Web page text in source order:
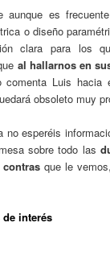
aunque es
o diseño
clara para los
al hallarnos en
comenta Luis hacia
obsoleto muy
no esperéis
sobre todo las
que le
interés